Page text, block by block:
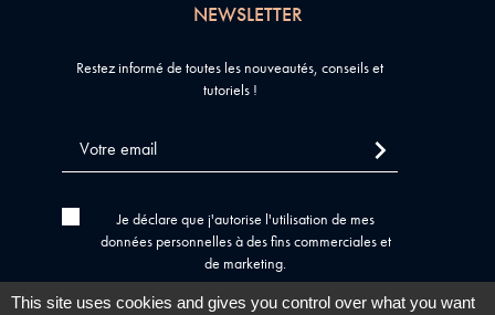
NEWSLETTER
Restez informé de toutes les nouveautés, conseils et
tutoriels !
Je déclare que j'autorise l'utilisation de mes
données personnelles à des fins commerciales et
de marketing.
This site uses cookies and gives you control over what you want